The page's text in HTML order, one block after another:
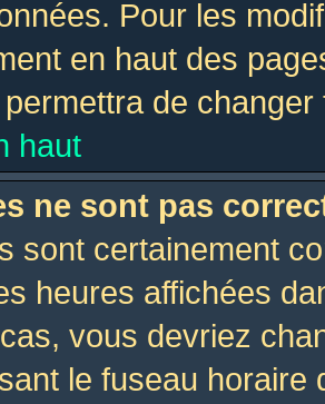
Pour les
en haut des
de
haut
ne sont pas
sont certainement
heures affichées
vous devriez
le fuseau